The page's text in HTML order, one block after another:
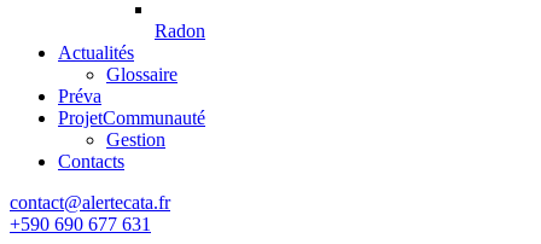
Radon
Actualités
Glossaire
Préva
ProjetCommunauté
Gestion
Contacts
rf.atacetrela@tcatnoc
+590 690 677 631